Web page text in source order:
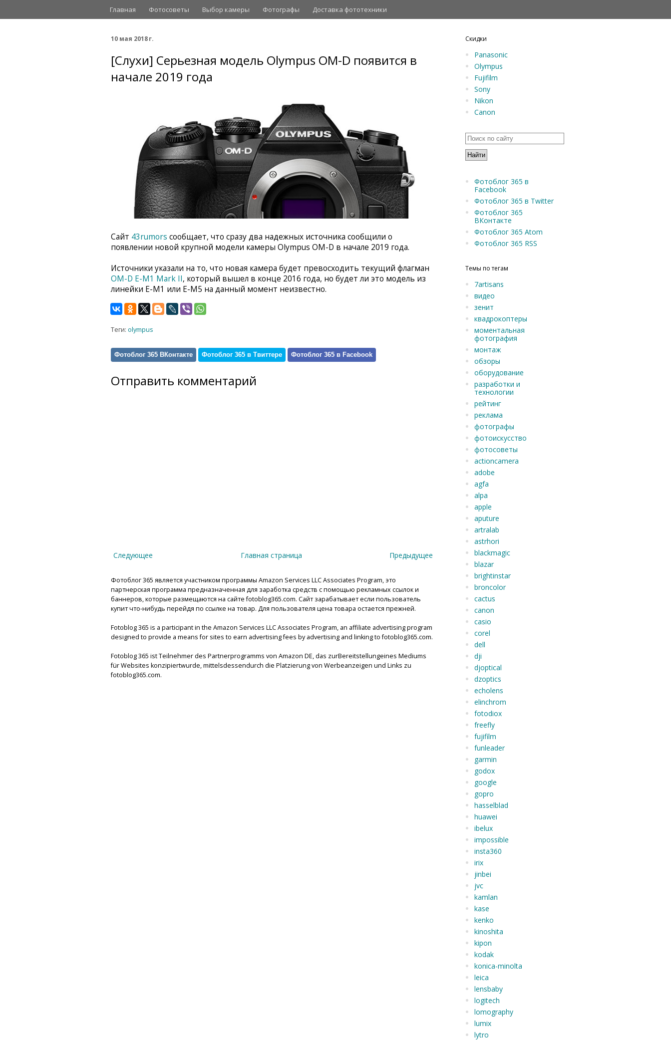
Главная Фотосоветы Выбор камеры Фотографы Доставка фототехники
10 мая 2018 г.
[Слухи] Серьезная модель Olympus OM-D появится в
начале 2019 года
Сайт 43rumors сообщает, что сразу два надежных источника сообщили о
появлении новой крупной модели камеры Olympus OM-D в начале 2019 года.
Источники указали на то, что новая камера будет превосходить текущий флагман
OM-D E-M1 Mark II, который вышел в конце 2016 года, но будет ли это модель из
линейки E-M1 или E-M5 на данный момент неизвестно.
Теги: olympus
Фотоблог 365 ВКонтакте Фотоблог 365 в Твиттере Фотоблог 365 в Facebook
Отправить комментарий
Следующее Предыдущее
Главная страница
Фотоблог 365 является участником программы Amazon Services LLC Associates Program, это
партнерская программа предназначенная для заработка средств с помощью рекламных ссылок и
баннеров, которые размещаются на сайте fotoblog365.com. Сайт зарабатывает если пользователь
купит что-нибудь перейдя по ссылке на товар. Для пользователя цена товара остается прежней.
Fotoblog 365 is a participant in the Amazon Services LLC Associates Program, an affiliate advertising program
designed to provide a means for sites to earn advertising fees by advertising and linking to fotoblog365.com.
Fotoblog 365 ist Teilnehmer des Partnerprogramms von Amazon DE, das zurBereitstellungeines Mediums
für Websites konzipiertwurde, mittelsdessendurch die Platzierung von Werbeanzeigen und Links zu
fotoblog365.com.
Скидки
Panasonic
Olympus
Fujifilm
Sony
Nikon
Canon
Фотоблог 365 в
Facebook
Фотоблог 365 в Twitter
Фотоблог 365
ВКонтакте
Фотоблог 365 Atom
Фотоблог 365 RSS
Темы по тегам
7artisans
видео
зенит
квадрокоптеры
моментальная
фотография
монтаж
обзоры
оборудование
разработки и
технологии
рейтинг
реклама
фотографы
фотоискусство
фотосоветы
actioncamera
adobe
agfa
alpa
apple
aputure
artralab
astrhori
blackmagic
blazar
brightinstar
broncolor
cactus
canon
casio
corel
dell
dji
djoptical
dzoptics
echolens
elinchrom
fotodiox
freefly
fujifilm
funleader
garmin
godox
google
gopro
hasselblad
huawei
ibelux
impossible
insta360
irix
jinbei
jvc
kamlan
kase
kenko
kinoshita
kipon
kodak
konica-minolta
leica
lensbaby
logitech
lomography
lumix
lytro